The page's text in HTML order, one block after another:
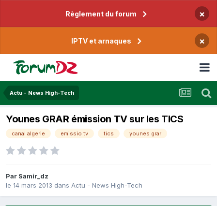
Règlement du forum ×
IPTV et arnaques ×
Actu - News High-Tech
Younes GRAR émission TV sur les TICS
canal algerie emissio tv tics younes grar
Par Samir_dz
le 14 mars 2013 dans Actu - News High-Tech